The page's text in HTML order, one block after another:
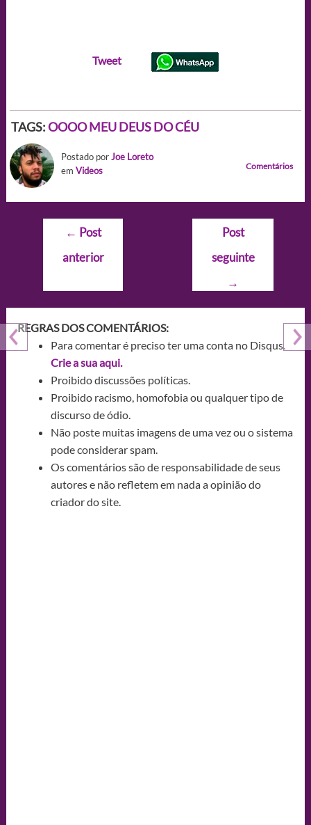
Tweet
TAGS:OOOO MEU DEUS DO CÉU
Postado porJoe Loreto
em Videos Comentários
Navegação
Post
← Post
anterior
Post
seguinte
→
REGRAS DOS COMENTÁRIOS:
Para comentar é preciso ter uma conta no Disqus.
Crie a sua aqui.
Proibido discussões políticas.
Proibido racismo, homofobia ou qualquer tipo de
discurso de ódio.
Não poste muitas imagens de uma vez ou o sistema
pode considerar spam.
Os comentários são de responsabilidade de seus
autores e não refletem em nada a opinião do
criador do site.